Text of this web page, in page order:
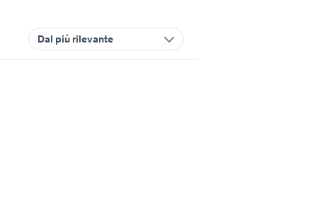
Dal più rilevante